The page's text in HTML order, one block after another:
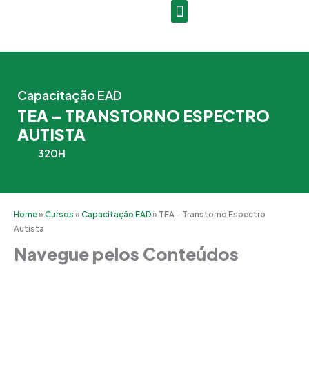
Capacitação EAD
TEA – TRANSTORNO ESPECTRO
AUTISTA
320H
Home»Cursos »Capacitação EAD» TEA – Transtorno Espectro
Autista
Navegue pelos Conteúdos